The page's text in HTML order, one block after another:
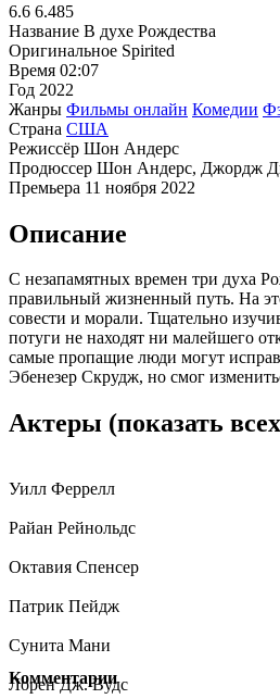
6.6 6.485
Название В духе Рождества
Оригинальное Spirited
Время 02:07
Год 2022
Жанры Фильмы онлайн Комедии
Страна США
Режиссёр Шон Андерс
Продюссер Шон Андерс, Джордж
Премьера 11 ноября 2022
Описание
С незапамятных времен три духа
правильный жизненный путь. На
совести и морали. Тщательно
потуги не находят ни малейшего
самые пропащие люди могут
Эбенезер Скрудж, но смог
Актеры (показать
Уилл Феррелл
Райан Рейнольдс
Октавия Спенсер
Патрик Пейдж
Сунита Мани
Лорен Дж. Вудс
Комментарии